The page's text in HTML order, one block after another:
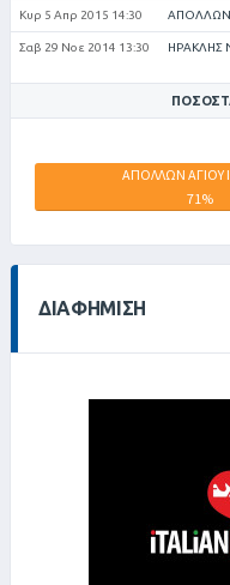
Κυρ 5 Απρ 2015 14:30 ΑΠΟΛΛΩΝ
Σαβ 29 Νοε 2014 13:30 ΗΡΑΚΛΗΣ
ΑΠΟΛΛΩΝ ΑΓΙΟΥ
71%
ΔΙΑΦΉΜΙΣΗ